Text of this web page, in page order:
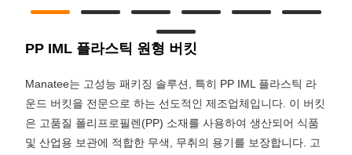
PP IML 플라스틱 원형 버킷
Manatee는 고성능 패키징 솔루션, 특히 PP IML 플라스틱 라
운드 버킷을 전문으로 하는 선도적인 제조업체입니다. 이 버킷
은 고품질 폴리프로필렌(PP) 소재를 사용하여 생산되어 식품
및 산업용 보관에 적합한 무색, 무취의 용기를 보장합니다. 고